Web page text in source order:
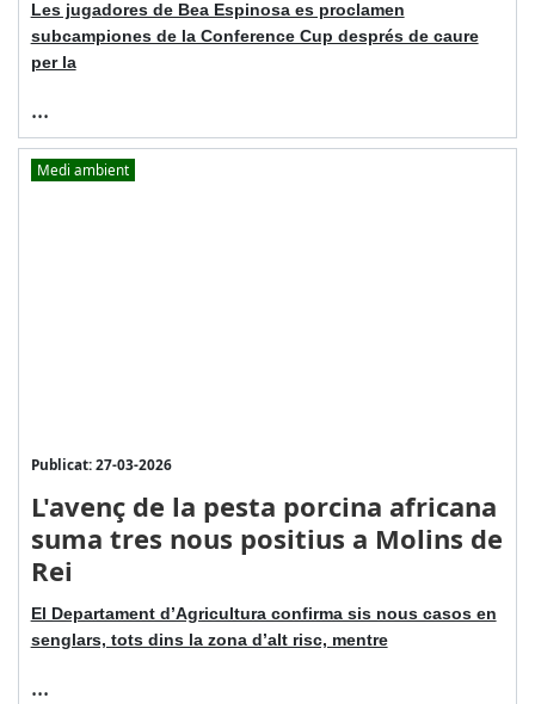
Les jugadores de Bea Espinosa es proclamen
subcampiones de la Conference Cup després de caure
per la
...
Medi ambient
Publicat: 27-03-2026
L'avenç de la pesta porcina africana
suma tres nous positius a Molins de
Rei
El Departament d’Agricultura confirma sis nous casos en
senglars, tots dins la zona d’alt risc, mentre
...